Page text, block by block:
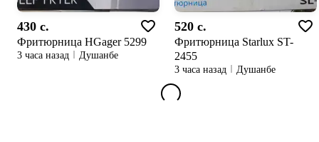
430 c.
Фритюрница HGager 5299
3 часа назад Душанбе
520 c.
Фритюрница Starlux ST-
2455
3 часа назад Душанбе